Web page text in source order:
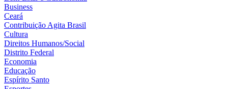
Business
Ceará
Contribuição Agita Brasil
Cultura
Direitos Humanos/Social
Distrito Federal
Economia
Educação
Espírito Santo